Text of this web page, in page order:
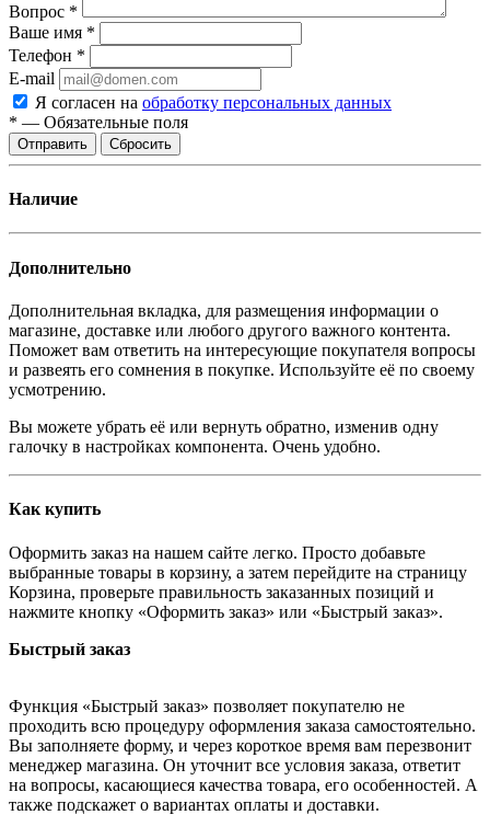
Вопрос *
Ваше имя *
Телефон *
E-mail
Я согласен на обработку персональных данных
* — Обязательные поля
Отправить Сбросить
Наличие
Дополнительно
Дополнительная вкладка, для размещения информации о
магазине, доставке или любого другого важного контента.
Поможет вам ответить на интересующие покупателя вопросы
и развеять его сомнения в покупке. Используйте её по своему
усмотрению.
Вы можете убрать её или вернуть обратно, изменив одну
галочку в настройках компонента. Очень удобно.
Как купить
Оформить заказ на нашем сайте легко. Просто добавьте
выбранные товары в корзину, а затем перейдите на страницу
Корзина, проверьте правильность заказанных позиций и
нажмите кнопку «Оформить заказ» или «Быстрый заказ».
Быстрый заказ
Функция «Быстрый заказ» позволяет покупателю не
проходить всю процедуру оформления заказа самостоятельно.
Вы заполняете форму, и через короткое время вам перезвонит
менеджер магазина. Он уточнит все условия заказа, ответит
на вопросы, касающиеся качества товара, его особенностей. А
также подскажет о вариантах оплаты и доставки.